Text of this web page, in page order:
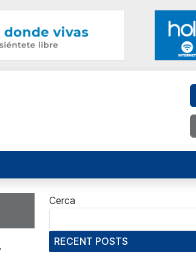
Cerca
RECENT POSTS